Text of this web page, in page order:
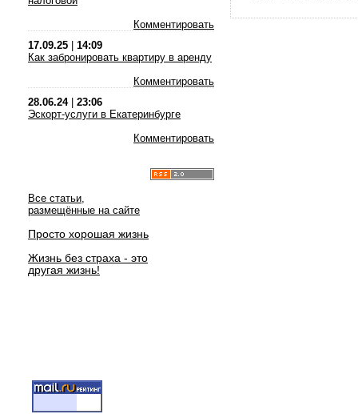
Комментировать
17.09.25
14:09
Как забронировать квартиру в аренду
Комментировать
28.06.24| 23:06
Эскорт-услуги в Екатеринбурге
Комментировать
Все статьи,
размещённые на сайте
Просто хорошая жизнь
Жизнь без страха - это
другая жизнь!